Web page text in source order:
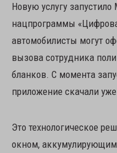
Новую услугу
нацпрограммы
автомобилисты могут
вызова сотрудника
бланков. С момента
приложение скачали
Это технологическое
окном,